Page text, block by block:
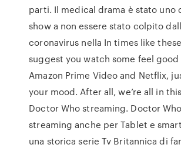
parti. Il medical drama è stato uno
show a non essere stato colpito
coronavirus nella In times like
suggest you watch some feel good
Amazon Prime Video and Netflix,
your mood. After all, we’re all in
Doctor Who streaming. Doctor
streaming anche per Tablet e
una storica serie Tv Britannica di